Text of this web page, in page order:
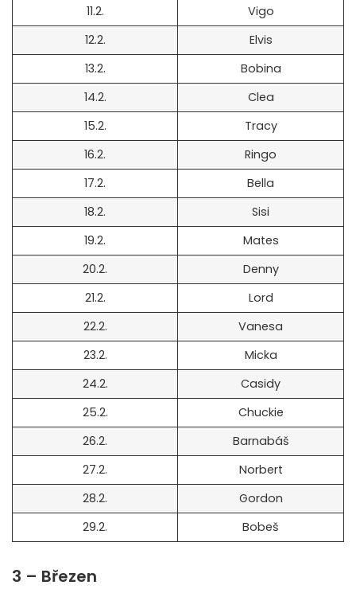
11.2.
Vigo
12.2.
Elvis
13.2.
Bobina
14.2.
Clea
15.2.
Tracy
16.2.
Ringo
17.2.
Bella
18.2.
Sisi
19.2.
Mates
20.2.
Denny
21.2.
Lord
22.2.
Vanesa
23.2.
Micka
24.2.
Casidy
25.2.
Chuckie
26.2.
Barnabáš
27.2.
Norbert
28.2.
Gordon
29.2.
Bobeš
3 – Březen